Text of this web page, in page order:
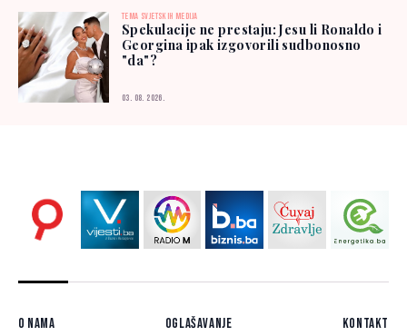
TEMA SVJETSKIH MEDIJA
Spekulacije ne prestaju: Jesu li Ronaldo i
Georgina ipak izgovorili sudbonosno
"da"?
03. 08. 2026.
O nama Oglašavanje Kontakt